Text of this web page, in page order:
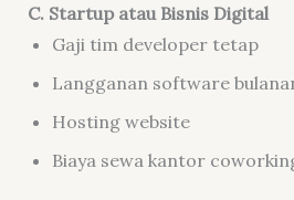
C. Startup atau Bisnis Digital
Gaji tim developer tetap
Langganan software
Hosting website
Biaya sewa kantor